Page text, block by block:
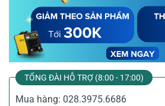
TỔNG ĐÀI HỖ TRỢ (8:00 - 17:00)
Mua hàng: 028.3975.6686